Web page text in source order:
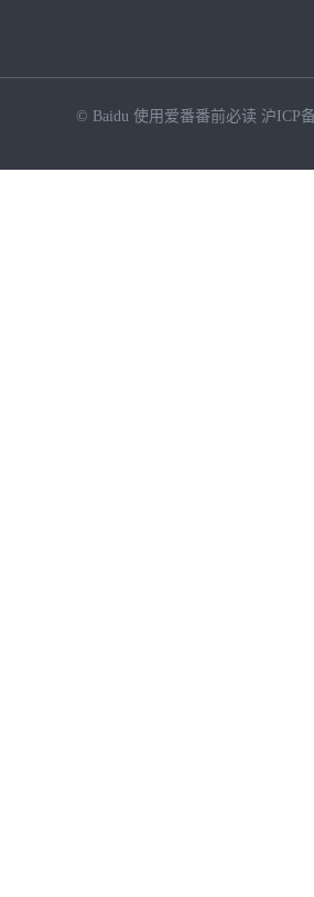
© Baidu 使用爱番番前必读 沪ICP